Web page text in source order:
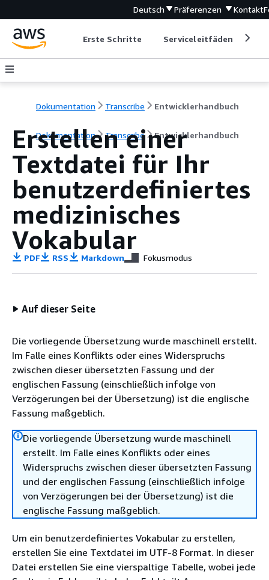
Deutsch Präferenzen Kontakt
Erste Schritte Serviceleitfäden
Dokumentation Transcribe Entwicklerhandbuch
Dokumentation Transcribe Entwicklerhandbuch
Erstellen einer
Textdatei für Ihr
benutzerdefiniertes
medizinisches
Vokabular
PDF RSS Markdown Fokusmodus
Auf dieser Seite
Die vorliegende Übersetzung wurde maschinell erstellt.
Im Falle eines Konflikts oder eines Widerspruchs
zwischen dieser übersetzten Fassung und der
englischen Fassung (einschließlich infolge von
Verzögerungen bei der Übersetzung) ist die englische
Fassung maßgeblich.
Die vorliegende Übersetzung wurde maschinell
erstellt. Im Falle eines Konflikts oder eines
Widerspruchs zwischen dieser übersetzten Fassung
und der englischen Fassung (einschließlich infolge
von Verzögerungen bei der Übersetzung) ist die
englische Fassung maßgeblich.
Um ein benutzerdefiniertes Vokabular zu erstellen,
erstellen Sie eine Textdatei im UTF-8 Format. In dieser
Datei erstellen Sie eine vierspaltige Tabelle, wobei jede